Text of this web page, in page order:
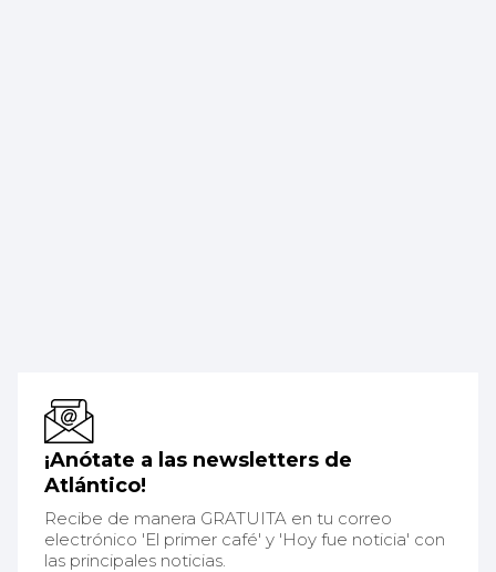
¡Anótate a las newsletters de
Atlántico!
Recibe de manera GRATUITA en tu correo
electrónico 'El primer café' y 'Hoy fue noticia' con
las principales noticias.